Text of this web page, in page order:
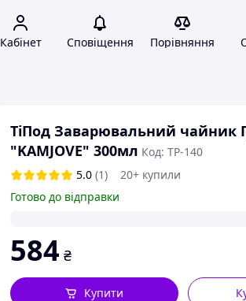
Кабінет Сповіщення Порівняння
ТіПод Заварювальний чайник
"KAMJOVE" 300мл Код: TP-140
5.0 (1)
20+ купили
Готово до відправки
584 ₴
Купити